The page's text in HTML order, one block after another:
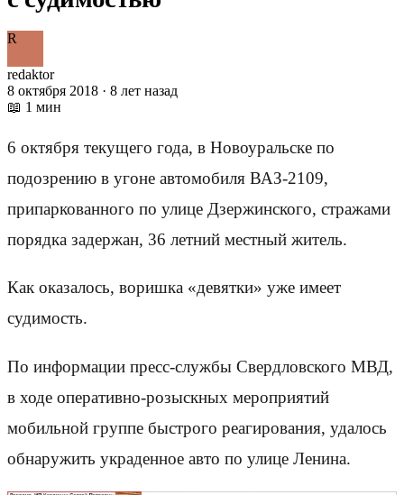
R
redaktor
8 октября 2018 · 8 лет назад
📖 1 мин
6 октября текущего года, в Новоуральске по
подозрению в угоне автомобиля ВАЗ-2109,
припаркованного по улице Дзержинского, стражами
порядка задержан, 36 летний местный житель.
Как оказалось, воришка «девятки» уже имеет
судимость.
По информации пресс-службы Свердловского МВД,
в ходе оперативно-розыскных мероприятий
мобильной группе быстрого реагирования, удалось
обнаружить украденное авто по улице Ленина.